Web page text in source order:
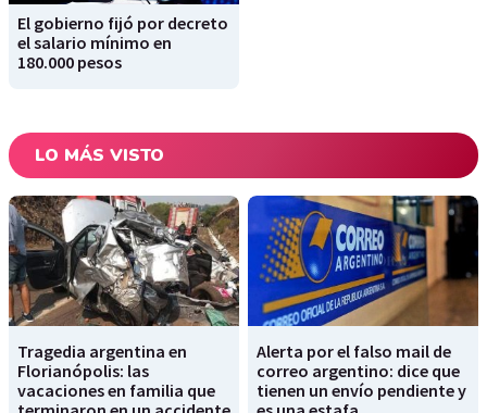
El gobierno fijó por decreto
el salario mínimo en
180.000 pesos
LO MÁS VISTO
Tragedia argentina en
Florianópolis: las
vacaciones en familia que
Alerta por el falso mail de
correo argentino: dice que
tienen un envío pendiente y